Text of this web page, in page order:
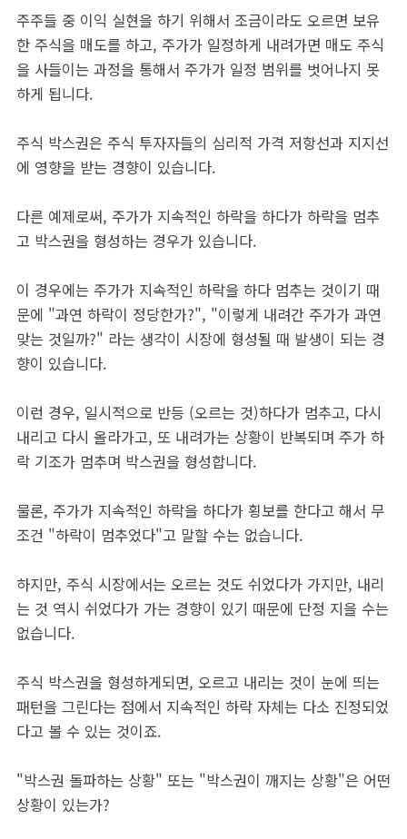
주주들 중 이익 실현을 하기 위해서 조금이라도 오르면 보유
한 주식을 매도를 하고, 주가가 일정하게 내려가면 매도 주식
을 사들이는 과정을 통해서 주가가 일정 범위를 벗어나지 못
하게 됩니다.
주식 박스권은 주식 투자자들의 심리적 가격 저항선과 지지선
에 영향을 받는 경향이 있습니다.
다른 예제로써, 주가가 지속적인 하락을 하다가 하락을 멈추
고 박스권을 형성하는 경우가 있습니다.
이 경우에는 주가가 지속적인 하락을 하다 멈추는 것이기 때
문에 "과연 하락이 정당한가?", "이렇게 내려간 주가가 과연
맞는 것일까?" 라는 생각이 시장에 형성될 때 발생이 되는 경
향이 있습니다.
이런 경우, 일시적으로 반등 (오르는 것)하다가 멈추고, 다시
내리고 다시 올라가고, 또 내려가는 상황이 반복되며 주가 하
락 기조가 멈추며 박스권을 형성합니다.
물론, 주가가 지속적인 하락을 하다가 횡보를 한다고 해서 무
조건 "하락이 멈추었다"고 말할 수는 없습니다.
하지만, 주식 시장에서는 오르는 것도 쉬었다가 가지만, 내리
는 것 역시 쉬었다가 가는 경향이 있기 때문에 단정 지을 수는
없습니다.
주식 박스권을 형성하게되면, 오르고 내리는 것이 눈에 띄는
패턴을 그린다는 점에서 지속적인 하락 자체는 다소 진정되었
다고 볼 수 있는 것이죠.
"박스권 돌파하는 상황" 또는 "박스권이 깨지는 상황"은 어떤
상황이 있는가?